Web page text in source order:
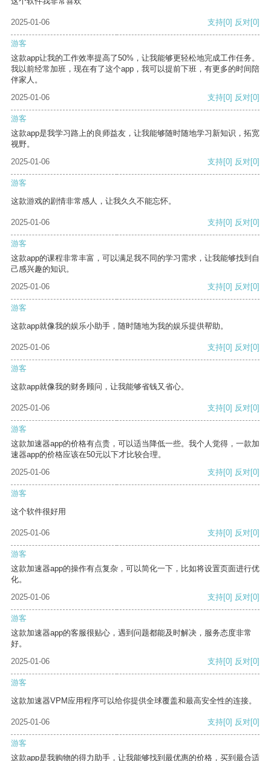
2025-01-06 支持[0] 反对[0]
游客
这款app让我的工作效率提高了50%，让我能够更轻松地完成工作任务。
我以前经常加班，现在有了这个app，我可以提前下班，有更多的时间陪
伴家人。
2025-01-06
支持[0] 反对[0]
游客
这款app是我学习路上的良师益友，让我能够随时随地学习新知识，拓宽
视野。
2025-01-06
支持[0] 反对[0]
游客
这款游戏的剧情非常感人，让我久久不能忘怀。
2025-01-06 支持[0] 反对[0]
游客
这款app的课程非常丰富，可以满足我不同的学习需求，让我能够找到自
己感兴趣的知识。
2025-01-06
支持[0] 反对[0]
游客
这款app就像我的娱乐小助手，随时随地为我的娱乐提供帮助。
2025-01-06 支持[0] 反对[0]
游客
这款app就像我的财务顾问，让我能够省钱又省心。
2025-01-06 支持[0] 反对[0]
游客
这款加速器app的价格有点贵，可以适当降低一些。我个人觉得，一款加
速器app的价格应该在50元以下才比较合理。
2025-01-06
支持[0] 反对[0]
游客
这个软件很好用
2025-01-06 支持[0] 反对[0]
游客
这款加速器app的操作有点复杂，可以简化一下，比如将设置页面进行优
化。
2025-01-06
支持[0] 反对[0]
游客
这款加速器app的客服很贴心，遇到问题都能及时解决，服务态度非常
好。
2025-01-06
支持[0] 反对[0]
游客
这款加速器VPM应用程序可以给你提供全球覆盖和最高安全性的连接。
2025-01-06 支持[0] 反对[0]
游客
这款app是我购物的得力助手，让我能够找到最优惠的价格，买到最合适